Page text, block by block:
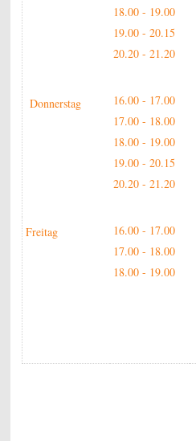
18.00 - 19.00
19.00 - 20.15
20.20 - 21.20
Donnerstag
16.00 - 17.00
17.00 - 18.00
18.00 - 19.00
19.00 - 20.15
20.20 - 21.20
Freitag
16.00 - 17.00
17.00 - 18.00
18.00 - 19.00